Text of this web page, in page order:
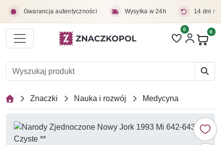
Gwarancja autentyczności Wysyłka w 24h 14 dni
Liczba pozycji
0 0
Znaczki Nauka i rozwój Medycyna